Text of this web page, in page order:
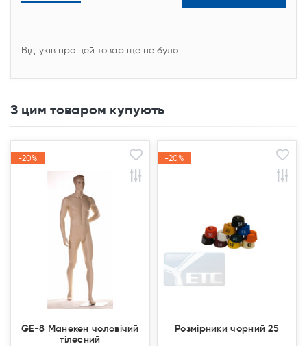
Відгуків про цей товар ще не було.
З цим товаром купують
-20%
-20%
GE-8 Манекен чоловічий
тілесний
-20%
-20%
Розмірники чорний 25